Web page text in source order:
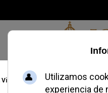
Vida, Identidad Credofobiómetro